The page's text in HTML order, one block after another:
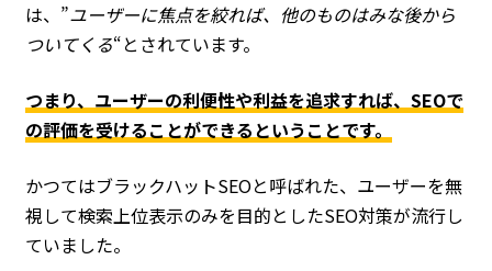
は、”ユーザーに焦点を絞れば、他のものはみな後から
ついてくる“とされています。
つまり、ユーザーの利便性や利益を追求すれば、SEOで
の評価を受けることができるということです。
かつてはブラックハットSEOと呼ばれた、ユーザーを無
視して検索上位表示のみを目的としたSEO対策が流行し
ていました。